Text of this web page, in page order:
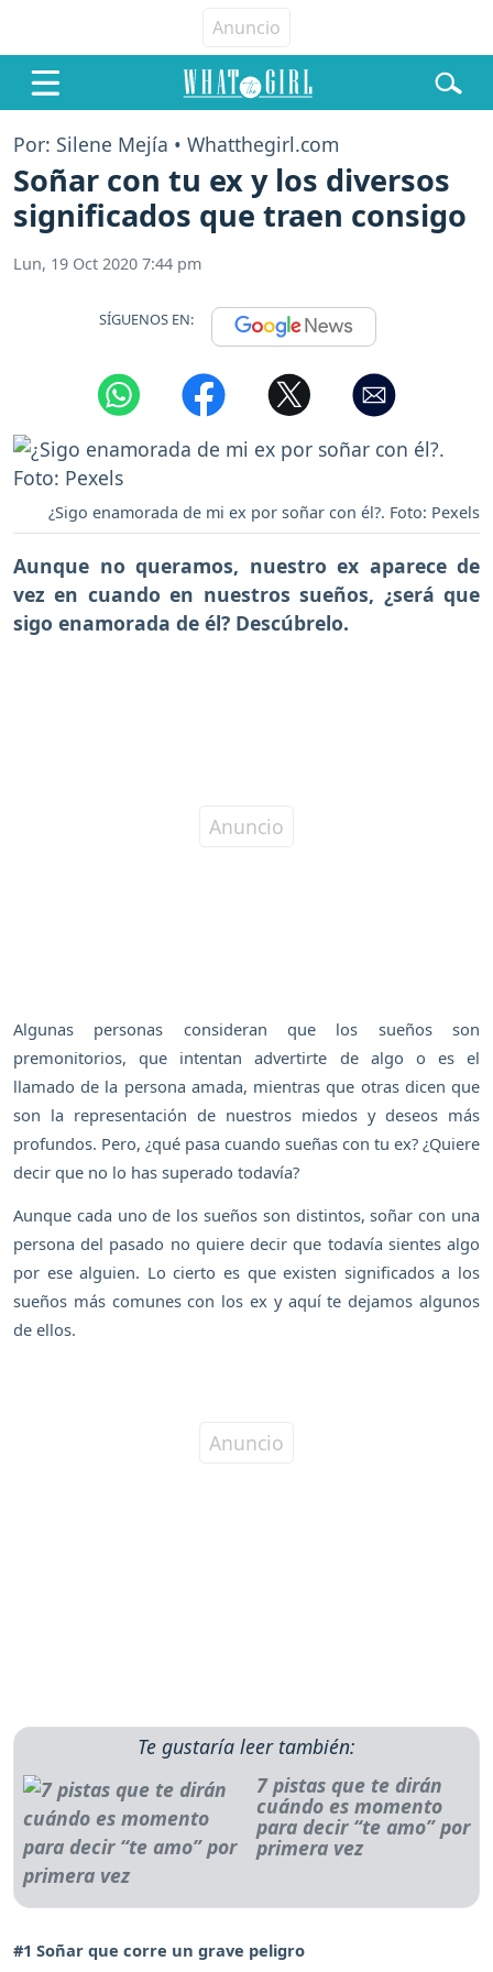
Por: Silene Mejía • Whatthegirl.com
Soñar con tu ex y los diversos
significados que traen consigo
Lun, 19 Oct 2020 7:44 pm
SÍGUENOS EN:
¿Sigo enamorada de mi ex por soñar con él?. Foto: Pexels
Aunque no queramos, nuestro ex aparece de
vez en cuando en nuestros sueños, ¿será que
sigo enamorada de él? Descúbrelo.
Algunas personas consideran que los sueños son
premonitorios, que intentan advertirte de algo o es el
llamado de la persona amada, mientras que otras dicen que
son la representación de nuestros miedos y deseos más
profundos. Pero, ¿qué pasa cuando sueñas con tu ex? ¿Quiere
decir que no lo has superado todavía?
Aunque cada uno de los sueños son distintos, soñar con una
persona del pasado no quiere decir que todavía sientes algo
por ese alguien. Lo cierto es que existen significados a los
sueños más comunes con los ex y aquí te dejamos algunos
de ellos.
Te gustaría leer también:
7 pistas que te dirán
cuándo es momento
para decir “te amo” por
primera vez
#1 Soñar que corre un grave peligro